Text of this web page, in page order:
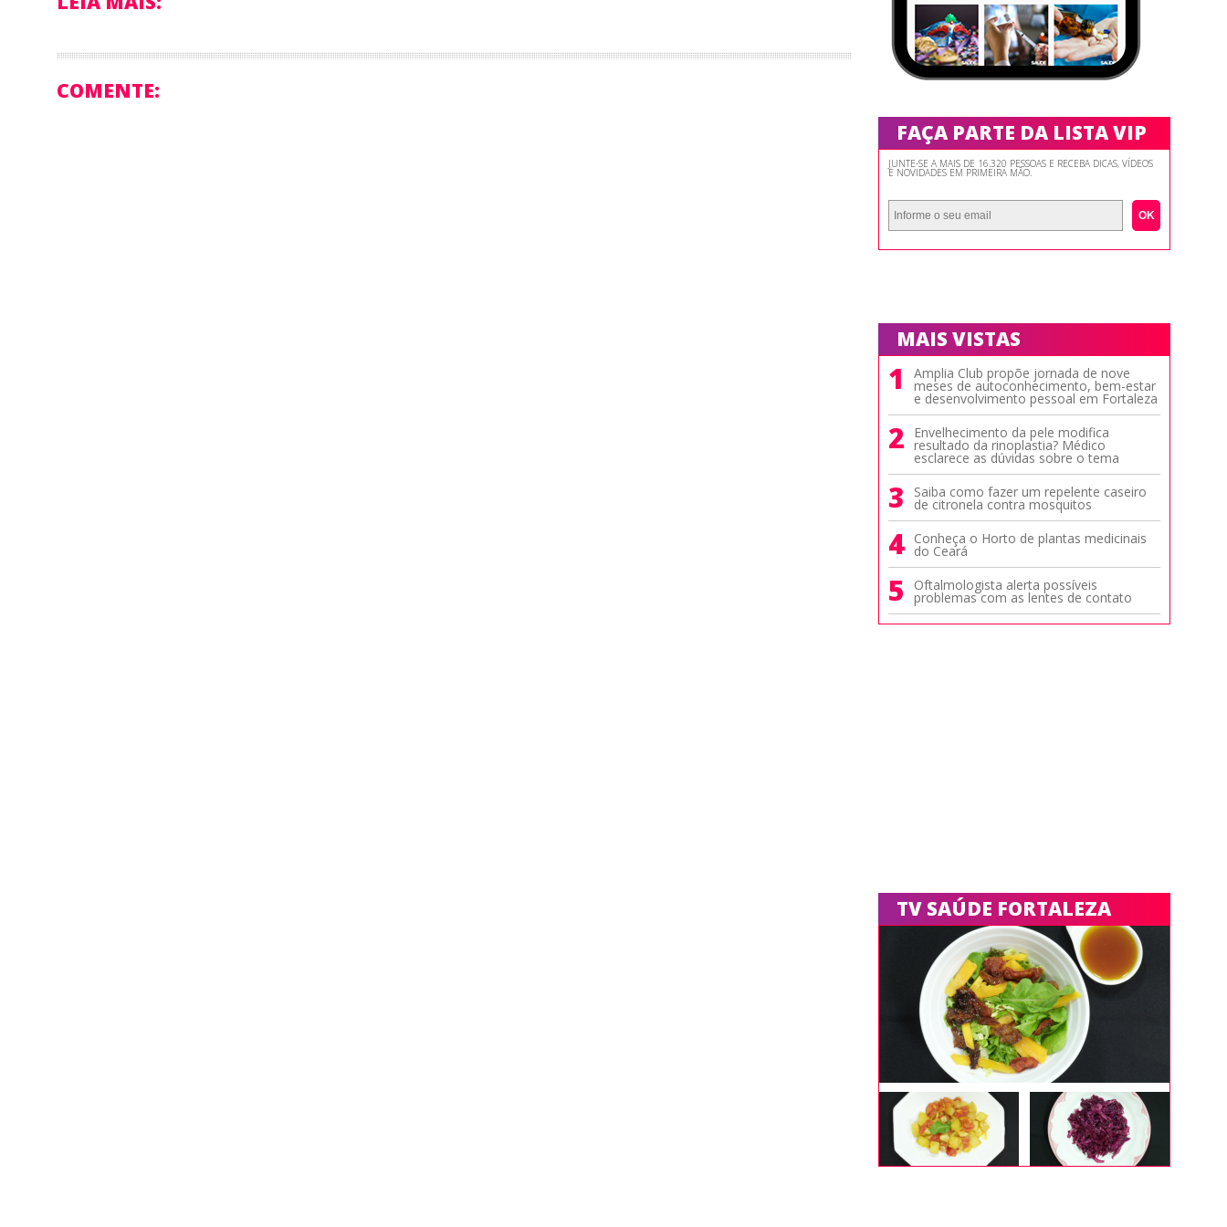
COMENTE:
FAÇA PARTE DA LISTA VIP
JUNTE-SE A MAIS DE 16.320 PESSOAS E RECEBA DICAS, VÍDEOS
E NOVIDADES EM PRIMEIRA MÃO.
OK
MAIS VISTAS
1 Amplia Club propõe jornada de nove
meses de autoconhecimento, bem-estar
e desenvolvimento pessoal em Fortaleza
2 Envelhecimento da pele modifica
resultado da rinoplastia? Médico
esclarece as dúvidas sobre o tema
3 Saiba como fazer um repelente caseiro
de citronela contra mosquitos
4 Conheça o Horto de plantas medicinais
do Ceará
5 Oftalmologista alerta possíveis
problemas com as lentes de contato
TV SAÚDE FORTALEZA